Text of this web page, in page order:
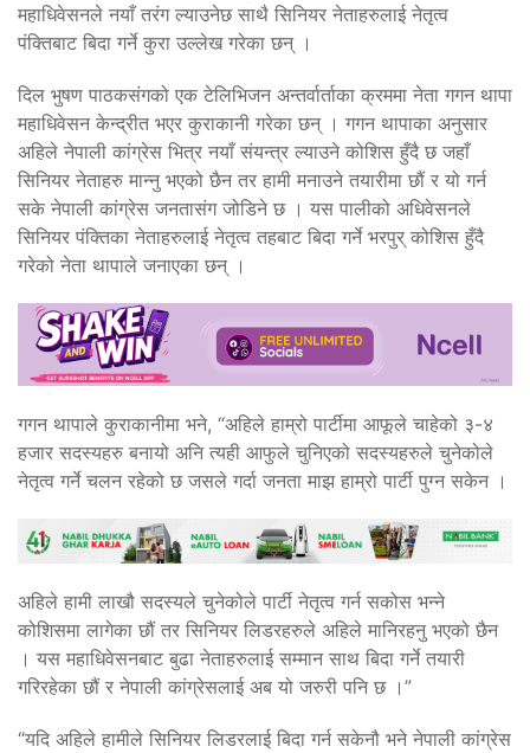
महाधिवेसनले नयाँ तरंग ल्याउनेछ साथै सिनियर नेताहरुलाई नेतृत्व
पंक्तिबाट बिदा गर्ने कुरा उल्लेख गरेका छन् ।
दिल भुषण पाठकसंगको एक टेलिभिजन अन्तर्वार्ताका क्रममा नेता गगन थापा
महाधिवेसन केन्द्रीत भएर कुराकानी गरेका छन् । गगन थापाका अनुसार
अहिले नेपाली कांग्रेस भित्र नयाँ संयन्त्र ल्याउने कोशिस हुँदै छ जहाँ
सिनियर नेताहरु मान्नु भएको छैन तर हामी मनाउने तयारीमा छौं र यो गर्न
सके नेपाली कांग्रेस जनतासंग जोडिने छ । यस पालीको अधिवेसनले
सिनियर पंक्तिका नेताहरुलाई नेतृत्व तहबाट बिदा गर्ने भरपुर् कोशिस हुँदै
गरेको नेता थापाले जनाएका छन् ।
गगन थापाले कुराकानीमा भने, “अहिले हाम्रो पार्टीमा आफूले चाहेको ३-४
हजार सदस्यहरु बनायो अनि त्यही आफुले चुनिएको सदस्यहरुले चुनेकोले
नेतृत्व गर्ने चलन रहेको छ जसले गर्दा जनता माझ हाम्रो पार्टी पुग्न सकेन ।
अहिले हामी लाखौ सदस्यले चुनेकोले पार्टी नेतृत्व गर्न सकोस भन्ने
कोशिसमा लागेका छौं तर सिनियर लिडरहरुले अहिले मानिरहनु भएको छैन
। यस महाधिवेसनबाट बुढा नेताहरुलाई सम्मान साथ बिदा गर्ने तयारी
गरिरहेका छौं र नेपाली कांग्रेसलाई अब यो जरुरी पनि छ ।”
“यदि अहिले हामीले सिनियर लिडरलाई बिदा गर्न सकेनौ भने नेपाली कांग्रेस